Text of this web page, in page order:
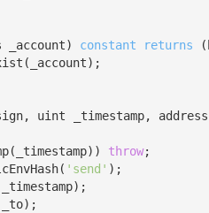
_account) constant returns (
uint _timestamp,
throw;
'send' );